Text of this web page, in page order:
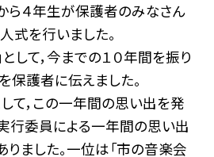
ら４年生が保護者のみなさん
式を行いました。
して，今までの１０年間を振り
保護者に伝えました。
て，この一年間の思い出を発
行委員による一年間の思い出
ました。一位は「市の音楽会